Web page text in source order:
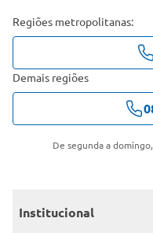
Regiões metropolitanas:
Demais regiões
De segunda a
Institucional